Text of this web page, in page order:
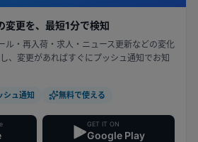
変更を、最短1分で検知
ル・再入荷・求人・ニュース更新などの変化
、変更があればすぐにプッシュ通知でお知
シュ通知 無料で使える
GET IT ON
Google Play